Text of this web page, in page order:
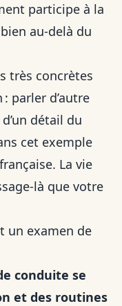
participe à la
au-delà du
très concrètes
parler d’autre
détail du
cet exemple
. La vie
là que votre
un examen de
conduite se
et des routines